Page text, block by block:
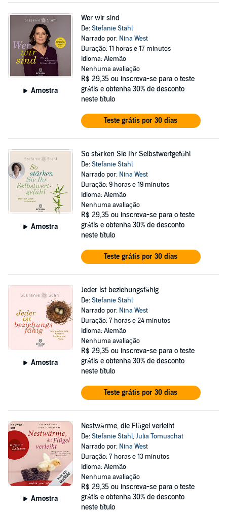
Amostra
Wer wir sind
De:Stefanie Stahl
Narrado por: Nina West
Duração: 11 horas e 17 minutos
Idioma: Alemão
Nenhuma avaliação
R$ 29,35 ou inscreva-se para o teste
grátis e obtenha 30% de desconto
neste título
Teste grátis por 30 dias
Amostra
So stärken Sie Ihr Selbstwertgefühl
De:Stefanie Stahl
Narrado por: Nina West
Duração: 9 horas e 19 minutos
Idioma: Alemão
Nenhuma avaliação
R$ 29,35 ou inscreva-se para o teste
grátis e obtenha 30% de desconto
neste título
Teste grátis por 30 dias
Amostra
Jeder ist beziehungsfähig
De:Stefanie Stahl
Narrado por: Nina West
Duração: 7 horas e 24 minutos
Idioma: Alemão
Nenhuma avaliação
R$ 29,35 ou inscreva-se para o teste
grátis e obtenha 30% de desconto
neste título
Teste grátis por 30 dias
Amostra
Nestwärme, die Flügel verleiht
De:Stefanie Stahl,Julia Tomuschat
Narrado por: Nina West
Duração: 7 horas e 13 minutos
Idioma: Alemão
Nenhuma avaliação
R$ 29,35 ou inscreva-se para o teste
grátis e obtenha 30% de desconto
neste título